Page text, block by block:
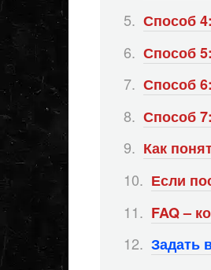
Способ
Способ
Способ
Способ
Как
Если
FAQ –
Задать